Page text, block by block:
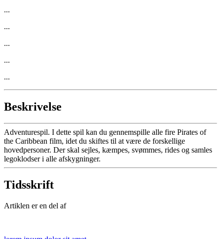
...
...
...
...
...
Beskrivelse
Adventurespil. I dette spil kan du gennemspille alle fire Pirates of
the Caribbean film, idet du skiftes til at være de forskellige
hovedpersoner. Der skal sejles, kæmpes, svømmes, rides og samles
legoklodser i alle afskygninger.
Tidsskrift
Artiklen er en del af